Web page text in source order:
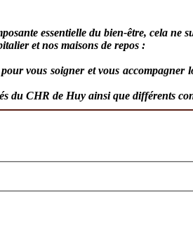
essentielle du bien-être, cela
et nos maisons de repos :
vous soigner et vous
du CHR de Huy ainsi que différents